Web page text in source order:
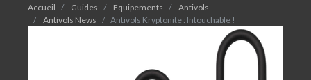
Accueil Guides Equipements
Antivols
Antivols News
Antivols Kryptonite : Intouchable !